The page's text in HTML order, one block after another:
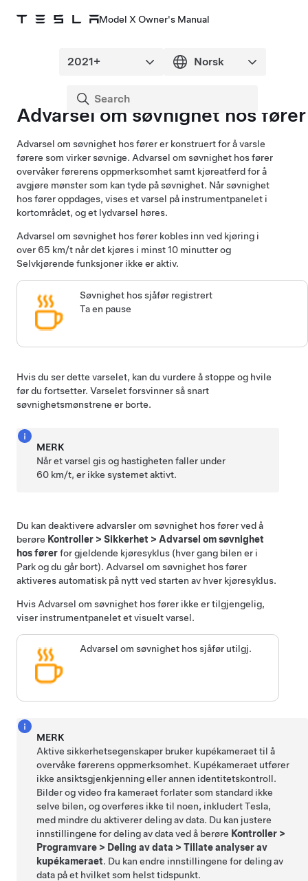
Model X Owner's Manual
Advarsel om søvnighet hos fører
Advarsel om søvnighet hos fører er konstruert for å varsle
førere som virker søvnige. Advarsel om søvnighet hos fører
overvåker førerens oppmerksomhet samt kjøreatferd for å
avgjøre mønster som kan tyde på søvnighet. Når søvnighet
hos fører oppdages, vises et varsel på instrumentpanelet i
kortområdet, og et lydvarsel høres.
Advarsel om søvnighet hos fører kobles inn ved kjøring i
over 65 km/t når det kjøres i minst 10 minutter og
Selvkjørende funksjoner ikke er aktiv.
Søvnighet hos sjåfør registrert
Ta en pause
Hvis du ser dette varselet, kan du vurdere å stoppe og hvile
før du fortsetter. Varselet forsvinner så snart
søvnighetsmønstrene er borte.
MERK
Når et varsel gis og hastigheten faller under
60 km/t, er ikke systemet aktivt.
Du kan deaktivere advarsler om søvnighet hos fører ved å
berøre Kontroller > Sikkerhet > Advarsel om søvnighet
hos førerfor gjeldende kjøresyklus (hver gang bilen er i
Park og du går bort). Advarsel om søvnighet hos fører
aktiveres automatisk på nytt ved starten av hver kjøresyklus.
Hvis Advarsel om søvnighet hos fører ikke er tilgjengelig,
viser instrumentpaneletet visuelt varsel.
Advarsel om søvnighet hos sjåfør utilgj.
MERK
Aktive sikkerhetsegenskaper bruker kupékameraet til å
overvåke førerens oppmerksomhet. Kupékameraet utfører
ikke ansiktsgjenkjenning eller annen identitetskontroll.
Bilder og video fra kameraet forlater som standard ikke
selve bilen, og overføres ikke til noen, inkludert Tesla,
med mindre du aktiverer deling av data. Du kan justere
innstillingene for deling av data ved å berøre Kontroller >
Programvare > Deling av data >Tillate analyser av
kupékameraet. Du kan endre innstillingene for deling av
data på et hvilket som helst tidspunkt.